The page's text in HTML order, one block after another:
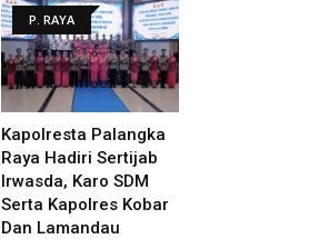
P. RAYA
Kapolresta Palangka
Raya Hadiri Sertijab
Irwasda, Karo SDM
Serta Kapolres Kobar
Dan Lamandau